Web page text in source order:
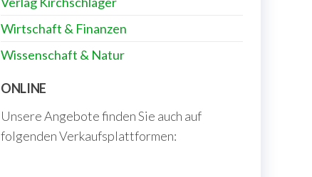
Wirtschaft & Finanzen
Wissenschaft & Natur
ONLINE
Unsere Angebote finden Sie auch auf
folgenden Verkaufsplattformen: